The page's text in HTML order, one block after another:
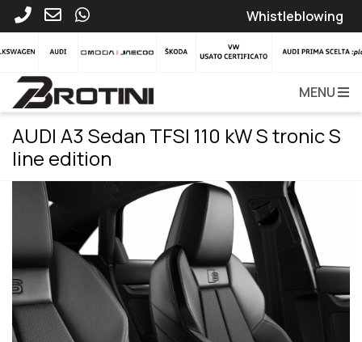
Whistleblowing
MENU
AUDI A3 Sedan TFSI 110 kW S tronic S
line edition